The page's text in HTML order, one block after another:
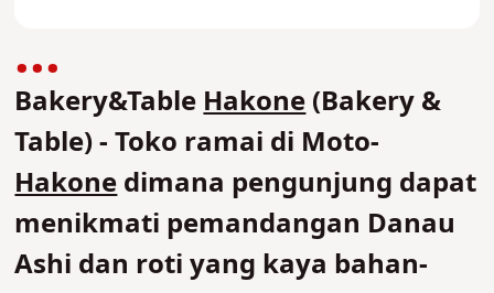
Bakery&TableHakone(Bakery &
Table) - Toko ramai di Moto-
Hakonedimana pengunjung dapat
menikmati pemandangan Danau
Ashi dan roti yang kaya bahan-